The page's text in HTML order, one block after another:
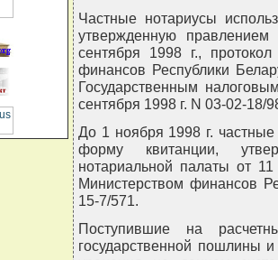
Частные нотариусы
утвержденную
сентября 1998 г.,
финансов Республики
Государственным
сентября 1998 г. N 03-02-18/
До 1 ноября 1998 г. частные
форму квитанции,
нотариальной палаты от
Министерством финансов
15-7/571.
Поступившие на
государственной пошлины